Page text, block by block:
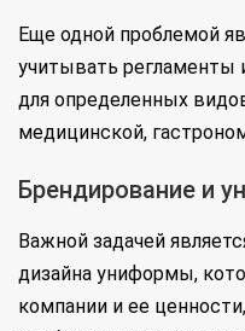
Еще одной проблемой
учитывать регламенты
для определенных
медицинской,
Брендирование и
Важной задачей
дизайна униформы,
компании и ее